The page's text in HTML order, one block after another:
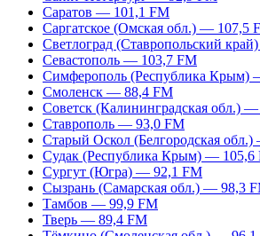
Саратов — 101,1 FM
Саргатское (Омская обл.) — 107,5
Светлоград (Ставропольский
Севастополь — 103,7 FM
Симферополь (Республика Крым)
Смоленск — 88,4 FM
Советск (Калининградская обл.)
Ставрополь — 93,0 FM
Старый Оскол (Белгородская
Судак (Республика Крым) — 105,6
Сургут (Югра) — 92,1 FM
Сызрань (Самарская обл.) — 98,3
Тамбов — 99,9 FM
Тверь — 89,4 FM